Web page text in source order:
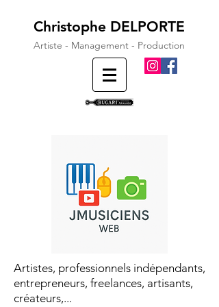
Christophe DELPORTE
Artiste - Management - Production
Artistes, professionnels indépendants,
entrepreneurs, freelances, artisants,
créateurs,...